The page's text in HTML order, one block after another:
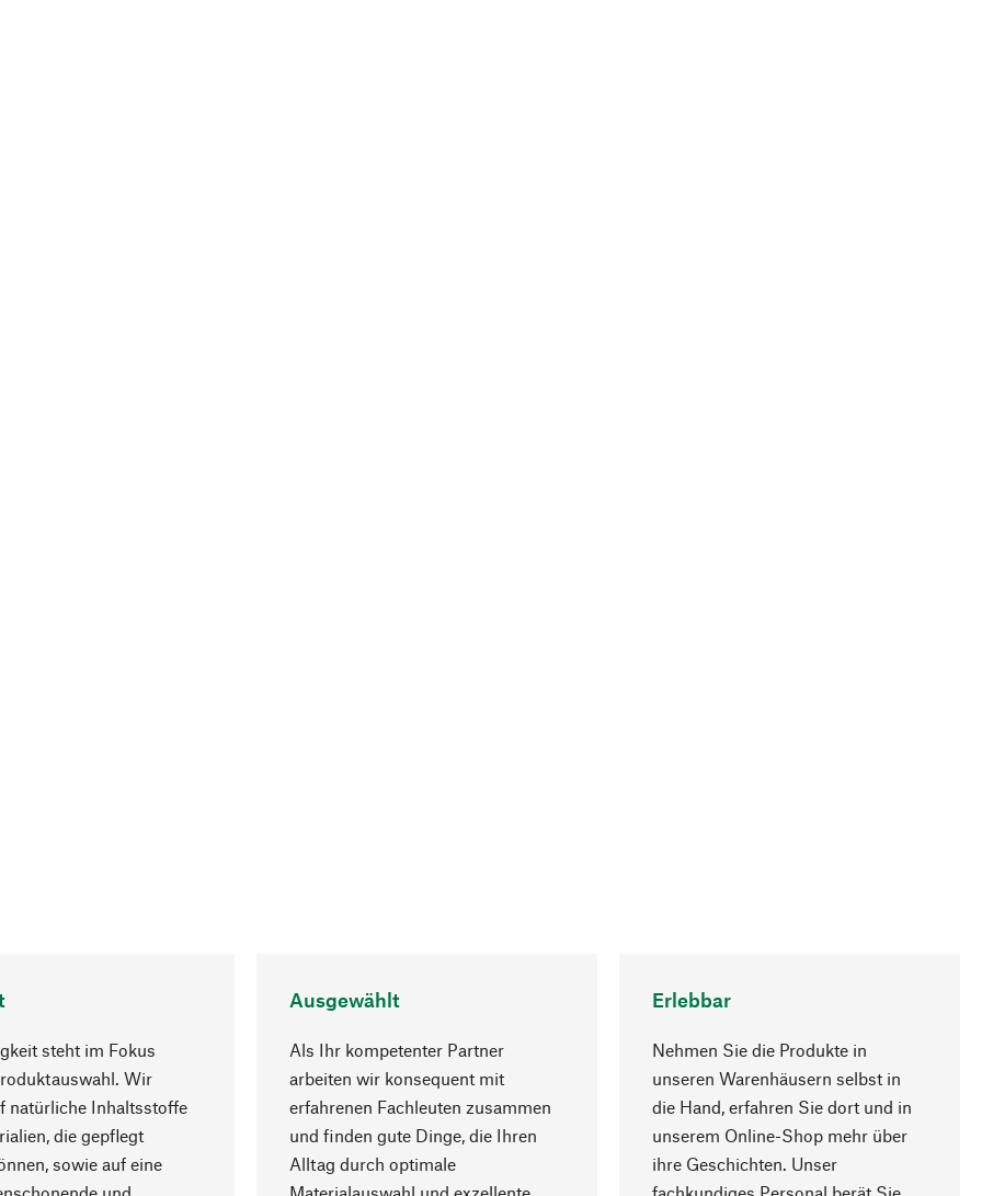
steht im Fokus
Wir
natürliche Inhaltsstoffe
die gepflegt
sowie auf eine
Ausgewählt
Als Ihr kompetenter Partner
arbeiten wir konsequent mit
erfahrenen Fachleuten zusammen
und finden gute Dinge, die Ihren
Alltag durch optimale
Erlebbar
Nehmen Sie die Produkte in
unseren Warenhäusern selbst in
die Hand, erfahren Sie dort und in
unserem Online-Shop mehr über
ihre Geschichten. Unser